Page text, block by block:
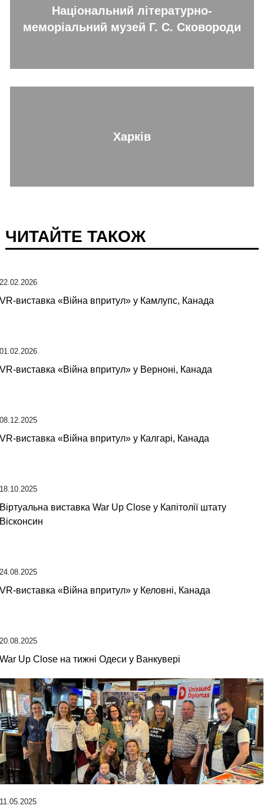
Національний літературно-
меморіальний музей Г. С. Сковороди
Харків
ЧИТАЙТЕ ТАКОЖ
22.02.2026
VR-виставка «Війна впритул» у Камлупс, Канада
01.02.2026
VR-виставка «Війна впритул» у Верноні, Канада
08.12.2025
VR-виставка «Війна впритул» у Калгарі, Канада
18.10.2025
Віртуальна виставка War Up Close у Капітолії штату
Вісконсин
24.08.2025
VR-виставка «Війна впритул» у Келовні, Канада
20.08.2025
War Up Close на тижні Одеси у Ванкувері
11.05.2025